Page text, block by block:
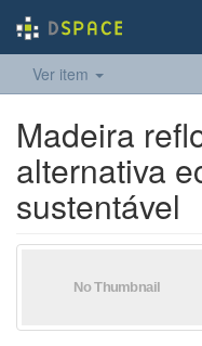
Ver item
Madeira
alternativa
sustentável